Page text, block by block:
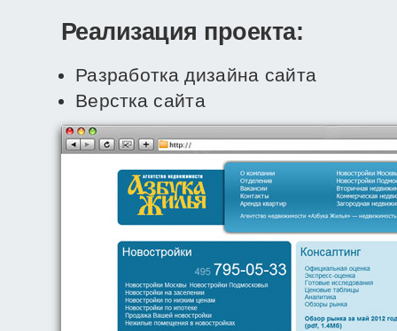
Реализация проекта:
Разработка дизайна сайта
Верстка сайта